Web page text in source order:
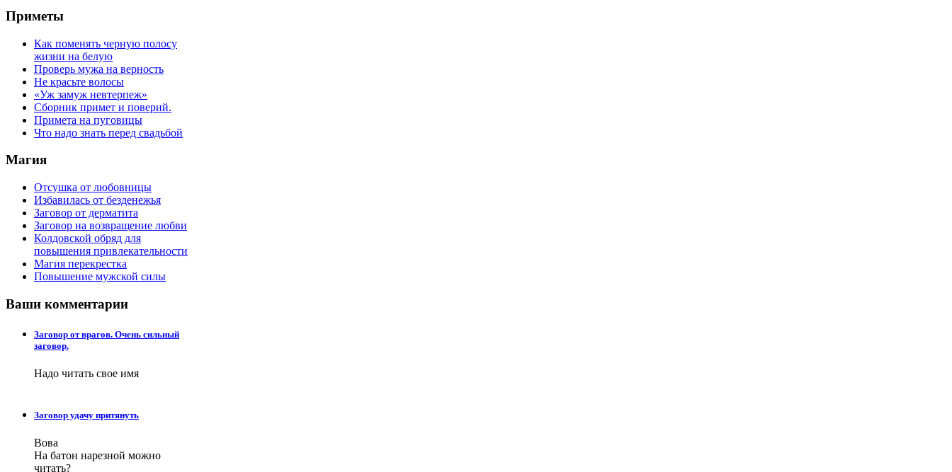
Приметы
Как поменять черную полосу
жизни на белую
Проверь мужа на верность
Не красьте волосы
«Уж замуж невтерпеж»
Сборник примет и поверий.
Примета на пуговицы
Что надо знать перед свадьбой
Магия
Отсушка от любовницы
Избавилась от безденежья
Заговор от дерматита
Заговор на возвращение любви
Колдовской обряд для
повышения привлекательности
Магия перекрестка
Повышение мужской силы
Ваши комментарии
Заговор от врагов. Очень сильный
заговор.
Надо читать свое имя
Заговор удачу притянуть
Вова
На батон нарезной можно
читать?